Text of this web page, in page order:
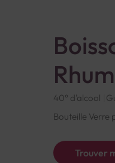
40° d'alcool
Bouteille Verre
Trouver